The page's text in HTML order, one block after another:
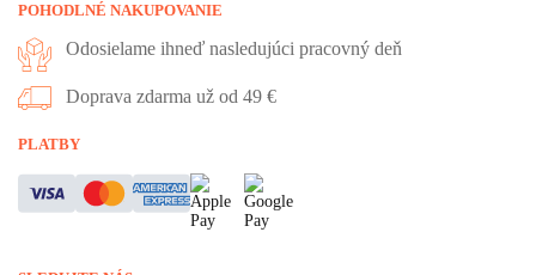
POHODLNÉ NAKUPOVANIE
Odosielame ihneď nasledujúci pracovný deň
Doprava zdarma už od 49 €
PLATBY
Vážime si vaše súkromie
Táto stránka používa cookies, aby vám ponúkla skvelý zážitok z
prehliadania. Všetky dôležité informácie nájdete na stránke Cookies.